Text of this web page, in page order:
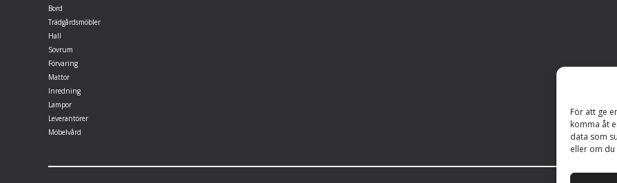
För att ge
komma åt
data som
eller om
Bord
Trädgårdsmöbler
Hall
Sovrum
Förvaring
Mattor
Inredning
Lampor
Leverantörer
Möbelvård